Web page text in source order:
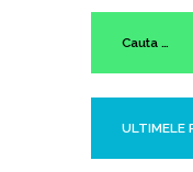
ULTIMELE